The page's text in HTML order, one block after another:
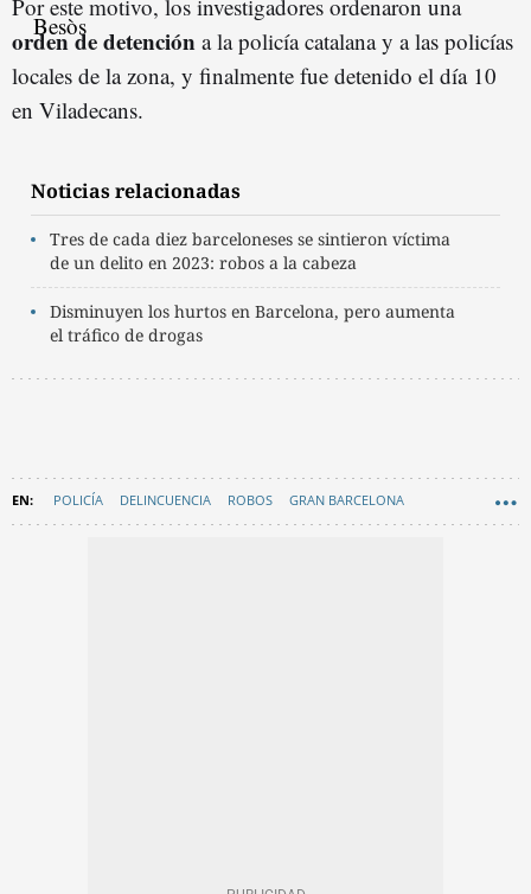
Por este motivo, los investigadores ordenaron una
orden de detención a la policía catalana y a las policías
locales de la zona, y finalmente fue detenido el día 10
en Viladecans.
Noticias relacionadas
Tres de cada diez barceloneses se sintieron víctima
de un delito en 2023: robos a la cabeza
Disminuyen los hurtos en Barcelona, pero aumenta
el tráfico de drogas
POLICÍA DELINCUENCIA ROBOS GRAN BARCELONA